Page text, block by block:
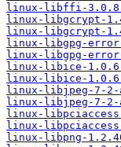
linux-libffi-
linux-libgcrypt-
linux-libgcrypt-
linux-libgpg-
linux-libgpg-
linux-libice-
linux-libice-
linux-libjpeg-7-2-
linux-libjpeg-7-
linux-
linux-
linux-libpng-